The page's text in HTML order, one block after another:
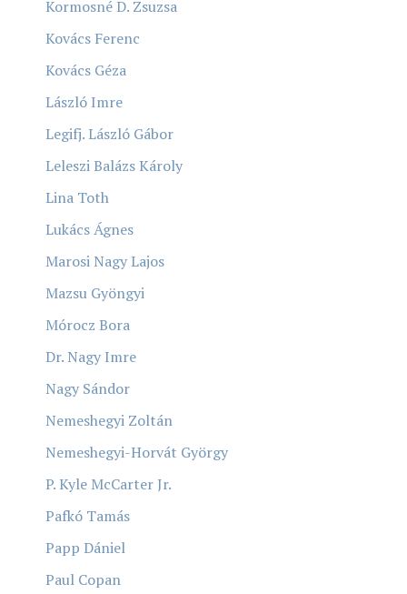
Kormosné D. Zsuzsa
Kovács Ferenc
Kovács Géza
László Imre
Legifj. László Gábor
Leleszi Balázs Károly
Lina Toth
Lukács Ágnes
Marosi Nagy Lajos
Mazsu Gyöngyi
Mórocz Bora
Dr. Nagy Imre
Nagy Sándor
Nemeshegyi Zoltán
Nemeshegyi-Horvát György
P. Kyle McCarter Jr.
Pafkó Tamás
Papp Dániel
Paul Copan